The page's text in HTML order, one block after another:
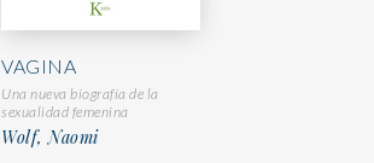
VAGINA
Una nueva biografía de la
sexualidad femenina
Wolf, Naomi